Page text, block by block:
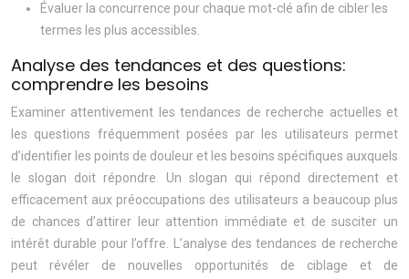
Évaluer la concurrence pour chaque mot-clé afin de cibler les
termes les plus accessibles.
Analyse des tendances et des questions:
comprendre les besoins
Examiner attentivement les tendances de recherche actuelles et
les questions fréquemment posées par les utilisateurs permet
d’identifier les points de douleur et les besoins spécifiques auxquels
le slogan doit répondre. Un slogan qui répond directement et
efficacement aux préoccupations des utilisateurs a beaucoup plus
de chances d’attirer leur attention immédiate et de susciter un
intérêt durable pour l’offre. L’analyse des tendances de recherche
peut révéler de nouvelles opportunités de ciblage et de